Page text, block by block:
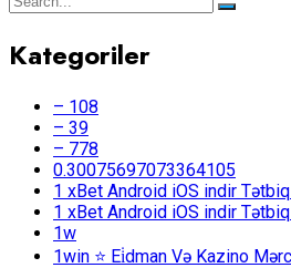
Kategoriler
– 108
– 39
– 778
0.30075697073364105
1 xBet Android iOS indir
1 xBet Android iOS indir
1w
1win ⭐ Ei̇dman Və Kazino